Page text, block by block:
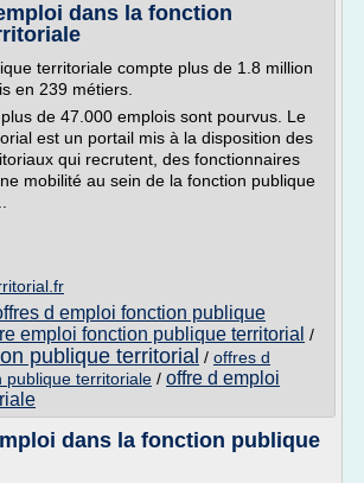
dans la fonction
territoriale compte plus de 1.8 million
en 239 métiers.
de 47.000 emplois sont pourvus. Le
est un portail mis à la disposition des
qui recrutent, des fonctionnaires
mobilité au sein de la fonction publique
d emploi fonction publique
emploi fonction publique territorial /
publique territorial / offres d
publique territoriale / offre d emploi
dans la fonction publique